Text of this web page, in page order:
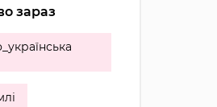
зараз